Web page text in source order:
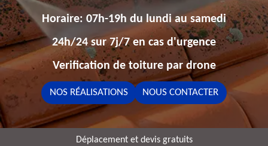
Horaire: 07h-19h du lundi au samedi
24h/24 sur 7j/7 en cas d'urgence
Verification de toiture par drone
NOS RÉALISATIONS NOUS CONTACTER
Déplacement et devis gratuits